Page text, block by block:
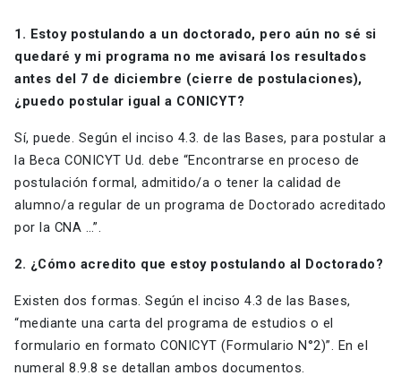
1. Estoy postulando a un doctorado, pero aún no sé si
quedaré y mi programa no me avisará los resultados
antes del 7 de diciembre (cierre de postulaciones),
¿puedo postular igual a CONICYT?
Sí, puede. Según el inciso 4.3. de las Bases, para postular a
la Beca CONICYT Ud. debe “Encontrarse en proceso de
postulación formal, admitido/a o tener la calidad de
alumno/a regular de un programa de Doctorado acreditado
por la CNA …”.
2. ¿Cómo acredito que estoy postulando al Doctorado?
Existen dos formas. Según el inciso 4.3 de las Bases,
“mediante una carta del programa de estudios o el
formulario en formato CONICYT (Formulario N°2)”. En el
numeral 8.9.8 se detallan ambos documentos.